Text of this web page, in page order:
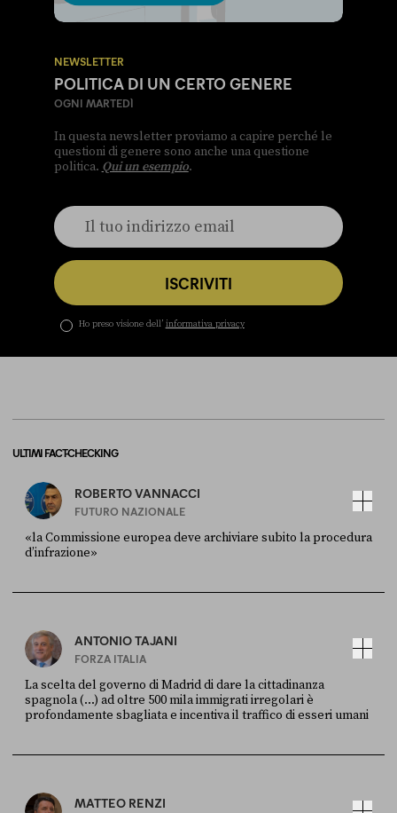
NEWSLETTER
POLITICA DI UN CERTO GENERE
OGNI MARTEDÌ
In questa newsletter proviamo a capire perché le
questioni di genere sono anche una questione
politica. Qui un esempio.
ISCRIVITI
Ho preso visione dell’ informativa privacy
ULTIMI FACT-CHECKING
ROBERTO VANNACCI
FUTURO NAZIONALE
«la Commissione europea deve archiviare subito la procedura
d’infrazione»
ANTONIO TAJANI
FORZA ITALIA
La scelta del governo di Madrid di dare la cittadinanza
spagnola (...) ad oltre 500 mila immigrati irregolari è
profondamente sbagliata e incentiva il traffico di esseri umani
MATTEO RENZI